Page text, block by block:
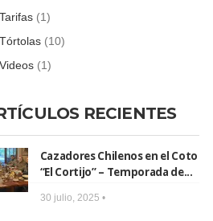
(1)
(10)
(1)
RECIENTES
Cazadores Chilenos en el Coto
“El Cortijo” – Temporada de...
30 julio, 2025 •